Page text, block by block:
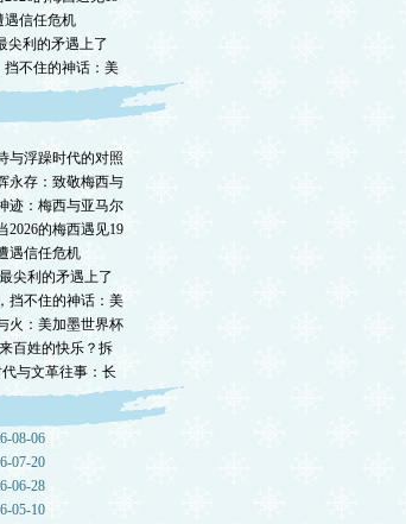
遇信任危机
尖利的矛遇上了
挡不住的神话：美
与浮躁时代的对照
永存：致敬梅西与
迹：梅西与亚马尔
2026的梅西遇见19
遇信任危机
尖利的矛遇上了
挡不住的神话：美
火：美加墨世界杯
百姓的快乐？拆
代与文革往事：长
08-06
07-20
06-28
05-10